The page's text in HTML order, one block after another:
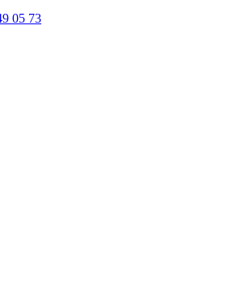
05 73